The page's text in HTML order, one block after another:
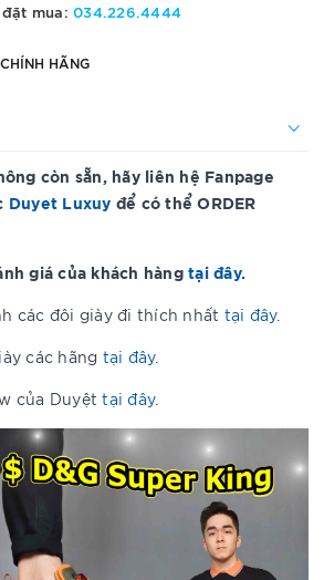
đặt mua:034.226.4444
HÃNG
còn sẵn, hãy liên hệ Fanpage
Duyet Luxuy để có thể ORDER
giá của khách hàng tại đây.
các đôi giày đi thích nhất tại đây.
các hãng tại đây.
của Duyệttại đây.